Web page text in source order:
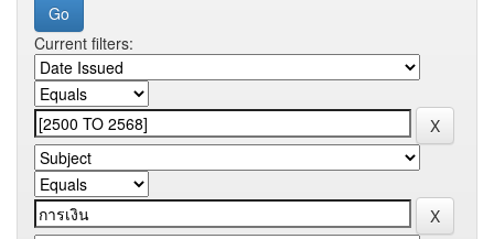
Current filters: